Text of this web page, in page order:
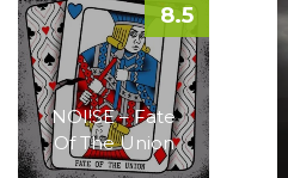
NOI!SE – Fate
Of The Union
8.5